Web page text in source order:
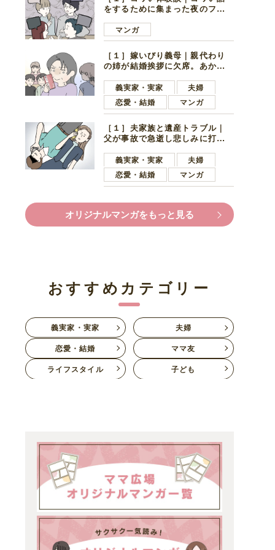
をするために集まった夜のファ
好きの男の子ママ
マンガ
［１］嫁いびり義母｜親代わり
の姉が結婚挨拶に欠席。あから
義実家・実家
夫婦
恋愛・結婚
マンガ
［１］夫家族と遺産トラブル｜
父が事故で急逝し悲しみに打ち
ます夫
義実家・実家
夫婦
恋愛・結婚
マンガ
オリジナルマンガをもっと見る
おすすめカテゴリー
義実家・実家
夫婦
恋愛・結婚
ママ友
ライフスタイル
子ども